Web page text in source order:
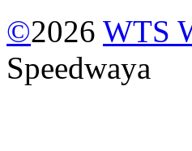
©2026 WTS
Speedwaya